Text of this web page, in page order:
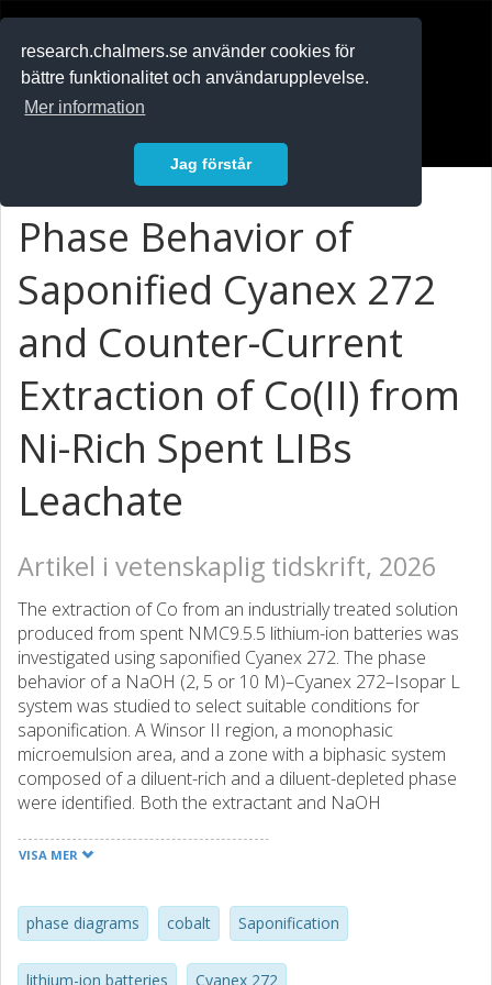
research.chalmers.se använder cookies för
bättre funktionalitet och användarupplevelse.
Mer information
Jag förstår
Phase Behavior of
Saponified Cyanex 272
and Counter-Current
Extraction of Co(II) from
Ni-Rich Spent LIBs
Leachate
Artikel i vetenskaplig tidskrift, 2026
The extraction of Co from an industrially treated solution
produced from spent NMC9.5.5 lithium-ion batteries was
investigated using saponified Cyanex 272. The phase
behavior of a NaOH (2, 5 or 10 M)–Cyanex 272–Isopar L
system was studied to select suitable conditions for
saponification. A Winsor II region, a monophasic
microemulsion area, and a zone with a biphasic system
composed of a diluent-rich and a diluent-depleted phase
were identified. Both the extractant and NaOH
the system, whereas increasing the temperature from 21
saponification. About 95% of Co was extracted from the
feed solution using 45% saponified 0.3 M Cyanex 272 in
single-stage extraction (pH = 5.5 ± 0.1). The McCabe–
VISA MER
phase diagrams cobalt Saponification
lithium-ion batteries Cyanex 272